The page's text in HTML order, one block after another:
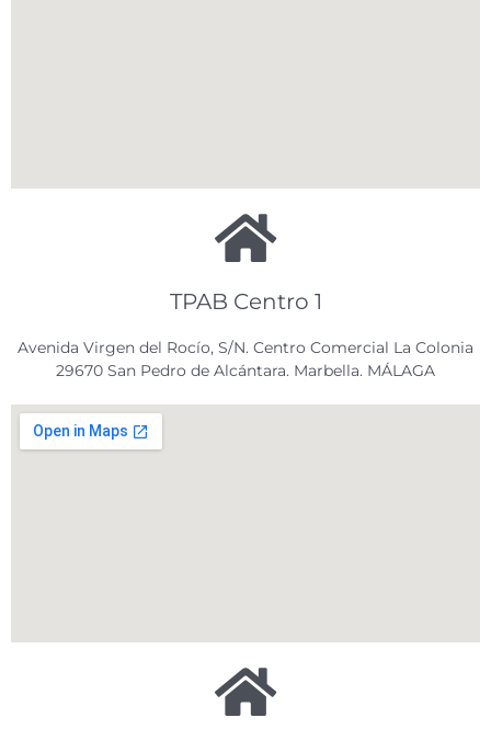
TPAB Centro 1
Avenida Virgen del Rocío, S/N. Centro Comercial La Colonia
29670 San Pedro de Alcántara. Marbella. MÁLAGA​